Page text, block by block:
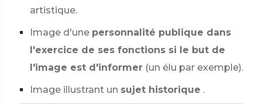
artistique.
Image d'une personnalité publique dans
l'exercice de ses fonctions si le but de
l'image est d'informer (un élu par exemple).
Image illustrant un sujet historique .